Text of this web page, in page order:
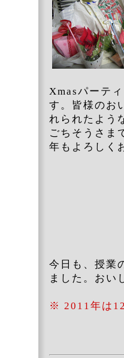
Xmasパーテ
す。皆様のお
れられたよう
ごちそうさ
年もよろしく
今日も、授業
ました。おい
※ 2011年は